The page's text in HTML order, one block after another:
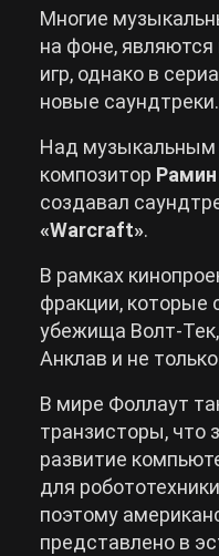
Многие
на фоне,
игр, однако в
новые саундтреки.
Над музыкальным
композитор
создавал
«Warcraft».
В рамках
фракции, которые
убежища Волт-
Анклав и не
В мире Фоллаут
транзисторы, что
развитие
для
поэтому
представлено в